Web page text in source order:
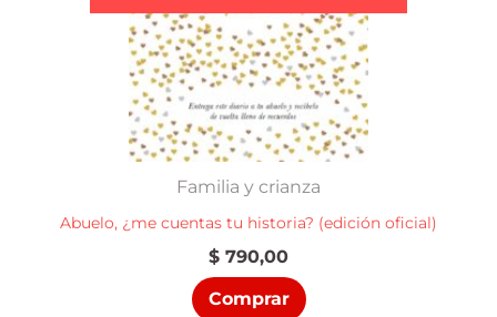
Familia y crianza
Abuelo, ¿me cuentas tu historia? (edición oficial)
$ 790,00
Comprar